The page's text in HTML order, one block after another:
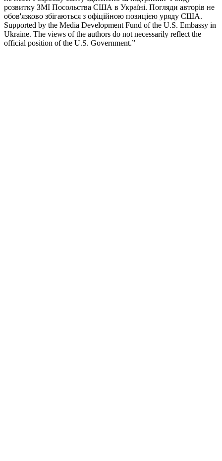
розвитку ЗМІ Посольства США в Україні. Погляди авторів не
обов'язково збігаються з офіційною позицією уряду США.
Supported by the Media Development Fund of the U.S. Embassy in
Ukraine. The views of the authors do not necessarily reflect the
official position of the U.S. Government.”